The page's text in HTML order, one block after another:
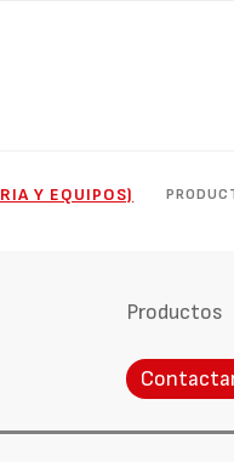
Y EQUIPOS)
Productos